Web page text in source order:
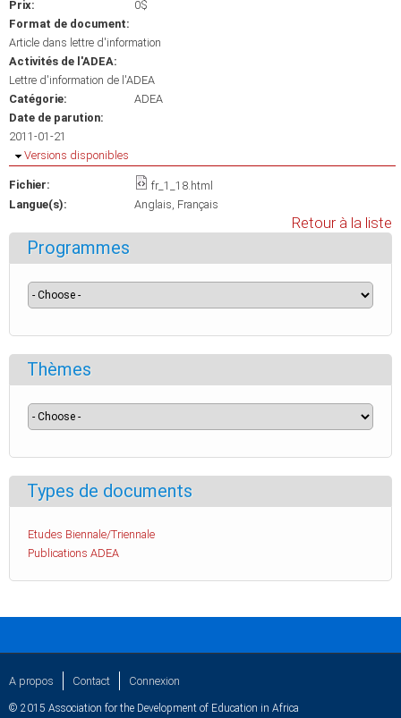
Prix:
0$
Format de document:
Article dans lettre d'information
Activités de l'ADEA:
Lettre d'information de l'ADEA
Catégorie:
ADEA
Date de parution:
2011-01-21
Masquer
Versions disponibles
Fichier:
fr_1_18.html
Langue(s):
Anglais Français
Retour à la liste
Programmes
Thèmes
Types de documents
Etudes Biennale/Triennale
Publications ADEA
A propos Contact Connexion
© 2015 Association for the Development of Education in Africa